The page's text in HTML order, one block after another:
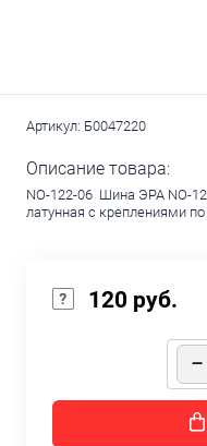
Артикул: Б0047220
Описание товара:
NO-122-06 Шина ЭРА NO-
латунная с креплениями
120 руб.